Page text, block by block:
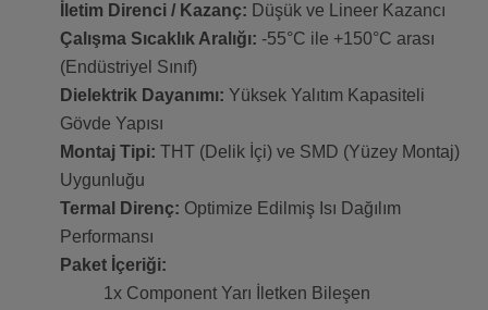
İletim Direnci / Kazanç: Düşük ve Lineer Kazancı
Çalışma Sıcaklık Aralığı: -55°C ile +150°C arası
(Endüstriyel Sınıf)
Dielektrik Dayanımı: Yüksek Yalıtım Kapasiteli
Gövde Yapısı
Montaj Tipi: THT (Delik İçi) ve SMD (Yüzey Montaj)
Uygunluğu
Termal Direnç: Optimize Edilmiş Isı Dağılım
Performansı
Paket İçeriği:
1x Component Yarı İletken Bileşen